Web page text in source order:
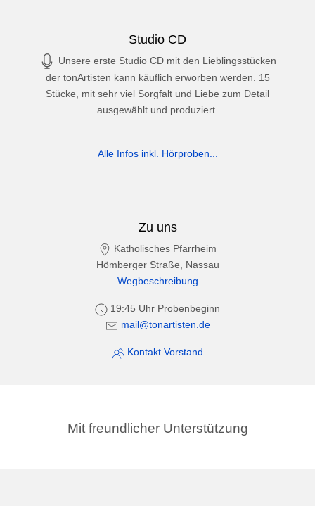
Studio CD
Unsere erste Studio CD mit den Lieblingsstücken
der tonArtisten kann käuflich erworben werden. 15
Stücke, mit sehr viel Sorgfalt und Liebe zum Detail
ausgewählt und produziert.
Alle Infos inkl. Hörproben...
Zu uns
Katholisches Pfarrheim
Hömberger Straße, Nassau
Wegbeschreibung
19:45 Uhr Probenbeginn
mail@tonartisten.de
Kontakt Vorstand
Mit freundlicher Unterstützung